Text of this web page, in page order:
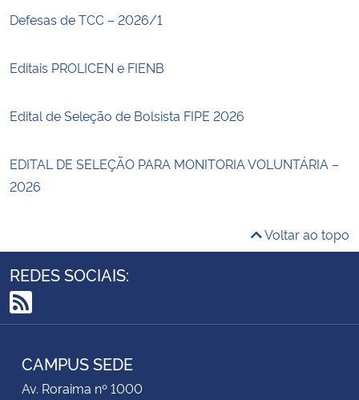
Defesas de TCC – 2026/1
Editais PROLICEN e FIENB
Edital de Seleção de Bolsista FIPE 2026
EDITAL DE SELEÇÃO PARA MONITORIA VOLUNTÁRIA –
2026
Voltar ao topo
REDES SOCIAIS:
RSS
CAMPUS SEDE
Av. Roraima nº 1000